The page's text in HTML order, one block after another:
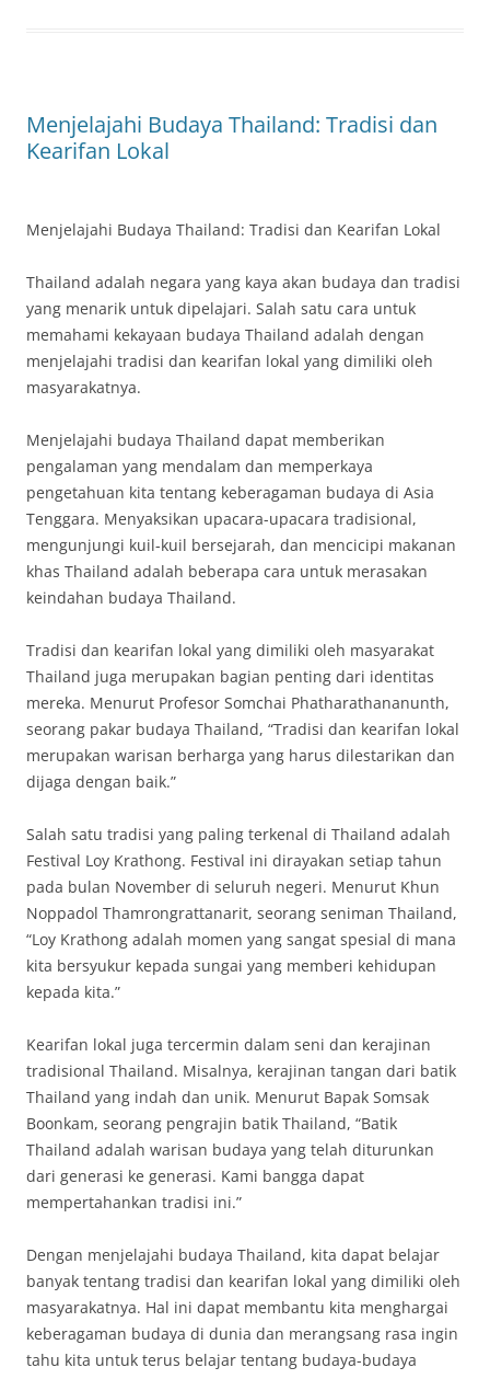
Menjelajahi Budaya Thailand: Tradisi dan
Kearifan Lokal
Menjelajahi Budaya Thailand: Tradisi dan Kearifan Lokal
Thailand adalah negara yang kaya akan budaya dan tradisi
yang menarik untuk dipelajari. Salah satu cara untuk
memahami kekayaan budaya Thailand adalah dengan
menjelajahi tradisi dan kearifan lokal yang dimiliki oleh
masyarakatnya.
Menjelajahi budaya Thailand dapat memberikan
pengalaman yang mendalam dan memperkaya
pengetahuan kita tentang keberagaman budaya di Asia
Tenggara. Menyaksikan upacara-upacara tradisional,
mengunjungi kuil-kuil bersejarah, dan mencicipi makanan
khas Thailand adalah beberapa cara untuk merasakan
keindahan budaya Thailand.
Tradisi dan kearifan lokal yang dimiliki oleh masyarakat
Thailand juga merupakan bagian penting dari identitas
mereka. Menurut Profesor Somchai Phatharathananunth,
seorang pakar budaya Thailand, “Tradisi dan kearifan lokal
merupakan warisan berharga yang harus dilestarikan dan
dijaga dengan baik.”
Salah satu tradisi yang paling terkenal di Thailand adalah
Festival Loy Krathong. Festival ini dirayakan setiap tahun
pada bulan November di seluruh negeri. Menurut Khun
Noppadol Thamrongrattanarit, seorang seniman Thailand,
“Loy Krathong adalah momen yang sangat spesial di mana
kita bersyukur kepada sungai yang memberi kehidupan
kepada kita.”
Kearifan lokal juga tercermin dalam seni dan kerajinan
tradisional Thailand. Misalnya, kerajinan tangan dari batik
Thailand yang indah dan unik. Menurut Bapak Somsak
Boonkam, seorang pengrajin batik Thailand, “Batik
Thailand adalah warisan budaya yang telah diturunkan
dari generasi ke generasi. Kami bangga dapat
mempertahankan tradisi ini.”
Dengan menjelajahi budaya Thailand, kita dapat belajar
banyak tentang tradisi dan kearifan lokal yang dimiliki oleh
masyarakatnya. Hal ini dapat membantu kita menghargai
keberagaman budaya di dunia dan merangsang rasa ingin
tahu kita untuk terus belajar tentang budaya-budaya